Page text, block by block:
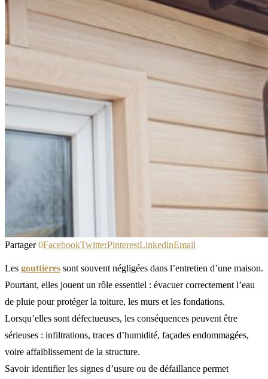
Partager 0FacebookTwitterPinterestLinkedinEmail
Les gouttières sont souvent négligées dans l’entretien d’une maison.
Pourtant, elles jouent un rôle essentiel : évacuer correctement l’eau
de pluie pour protéger la toiture, les murs et les fondations.
Lorsqu’elles sont défectueuses, les conséquences peuvent être
sérieuses : infiltrations, traces d’humidité, façades endommagées,
voire affaiblissement de la structure.
Savoir identifier les signes d’usure ou de défaillance permet